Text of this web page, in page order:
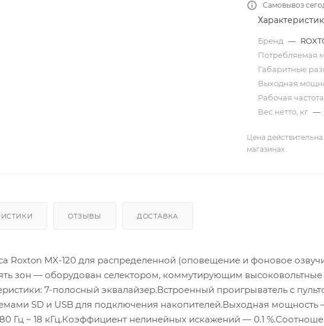
Самовывоз
Бренд —
Потребляемая
Габаритные
Выходная
Рабочая частота
Вес нетто, кг —
Цена
магазинах .
ОТЗЫВЫ ДОСТАВКА
Roxton MX-120 для распределенной (оповещение и фоновое
зон — оборудован селектором, коммутирующим
7-полосный эквалайзер.Встроенный проигрыватель с
SD и USB для подключения накопителей.Выходная мощность
Гц ~ 18 кГц.Коэффициент нелинейных искажений — 0.1